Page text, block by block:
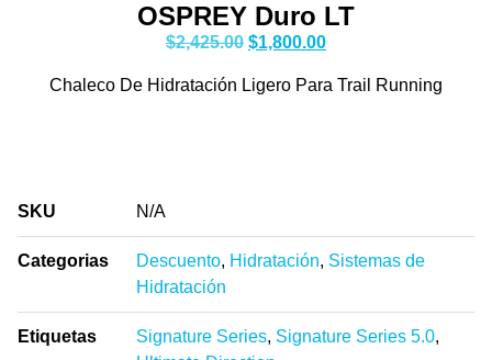
OSPREY Duro LT
$2,425.00 $1,800.00
Chaleco De Hidratación Ligero Para Trail Running
SKU N/A
Categorias Descuento, Hidratación, Sistemas de
Hidratación
Etiquetas Signature Series, Signature Series 5.0,